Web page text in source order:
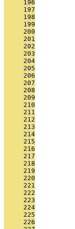
     196
     197
     198
     199
     200
     201
     202
     203
     204
     205
     206
     207
     208
     209
     210
     211
     212
     213
     214
     215
     216
     217
     218
     219
     220
     221
     222
     223
     224
     225
     226